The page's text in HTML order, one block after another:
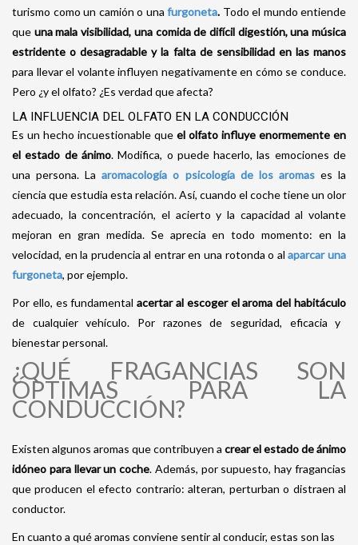
turismo como un camión o una furgoneta. Todo el mundo entiende
que una mala visibilidad, una comida de difícil digestión, una música
estridente o desagradable y la falta de sensibilidad en las manos
para llevar el volante influyen negativamente en cómo se conduce.
Pero ¿y el olfato? ¿Es verdad que afecta?
LA INFLUENCIA DEL OLFATO EN LA CONDUCCIÓN
Es un hecho incuestionable que el olfato influye enormemente en
el estado de ánimo. Modifica, o puede hacerlo, las emociones de
una persona. Laaromacología o psicología de los aromas es la
ciencia que estudia esta relación. Así, cuando el coche tiene un olor
adecuado, la concentración, el acierto y la capacidad al volante
mejoran en gran medida. Se aprecia en todo momento: en la
velocidad, en la prudencia al entrar en una rotonda o alaparcar una
furgoneta, por ejemplo.
Por ello, es fundamentalacertar al escoger el aroma del habitáculo
de cualquier vehículo. Por razones de seguridad, eficacia y
bienestar personal.
¿QUÉ FRAGANCIAS SON
ÓPTIMAS PARA LA
CONDUCCIÓN?
Existen algunos aromas que contribuyen a crear el estado de ánimo
idóneo para llevar un coche. Además, por supuesto, hay fragancias
que producen el efecto contrario: alteran, perturban o distraen al
conductor.
En cuanto a qué aromas conviene sentir al conducir, estas son las